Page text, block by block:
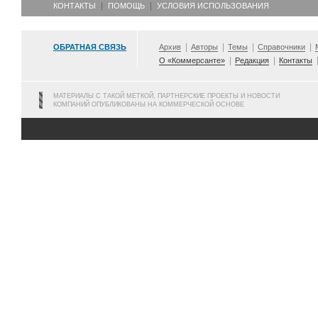
КОНТАКТЫ ПОМОЩЬ УСЛОВИЯ ИСПОЛЬЗОВАНИЯ
ОБРАТНАЯ СВЯЗЬ Архив Авторы Темы Справочники
О «Коммерсанте»
Редакция Контакты
МАТЕРИАЛЫ С ТАКОЙ МЕТКОЙ, ПАРТНЕРСКИЕ ПРОЕКТЫ И НОВОСТИ
КОМПАНИЙ ОПУБЛИКОВАНЫ НА КОММЕРЧЕСКОЙ ОСНОВЕ